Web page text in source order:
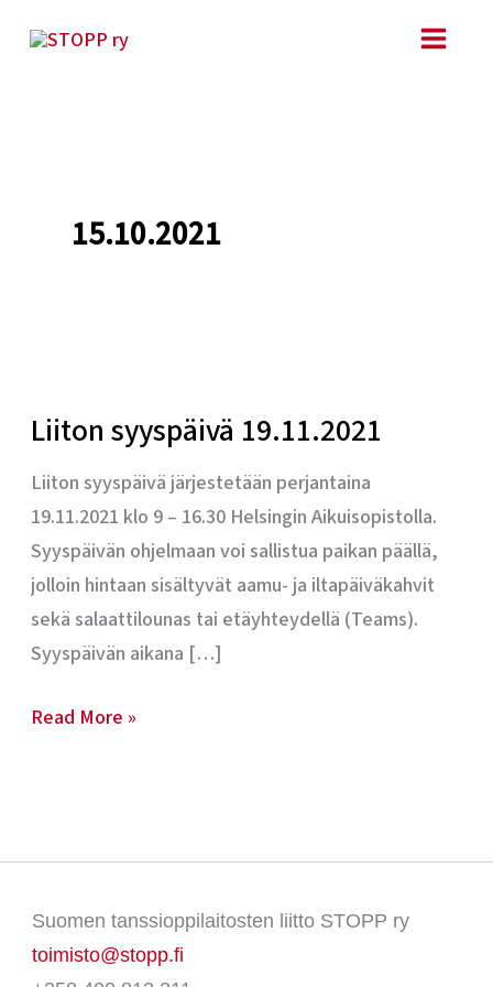
sisältöön
15.10.2021
Liiton syyspäivä 19.11.2021
Liiton syyspäivä järjestetään perjantaina
19.11.2021 klo 9 – 16.30 Helsingin Aikuisopistolla.
Syyspäivän ohjelmaan voi sallistua paikan päällä,
jolloin hintaan sisältyvät aamu- ja iltapäiväkahvit
sekä salaattilounas tai etäyhteydellä (Teams).
Syyspäivän aikana […]
19.11.2021
Read More »
Suomen tanssioppilaitosten liitto STOPP ry
toimisto@stopp.fi